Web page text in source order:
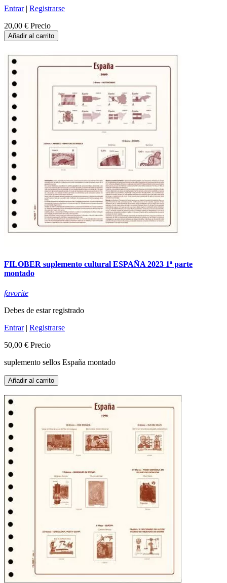
Entrar| Registrarse
20,00 € Precio
Añadir al carrito
FILOBER suplemento cultural ESPAÑA 2023 1ª parte
montado
favorite
Debes de estar registrado
Entrar| Registrarse
50,00 € Precio
suplemento sellos España montado
Añadir al carrito